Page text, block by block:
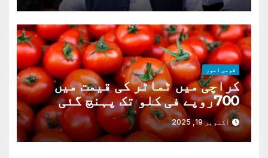
قومی امور
کراچی میں ٹماٹر کی قیمت میں
700روپے فی کلو تک پہنچ گئی
اکتوبر 19, 2025